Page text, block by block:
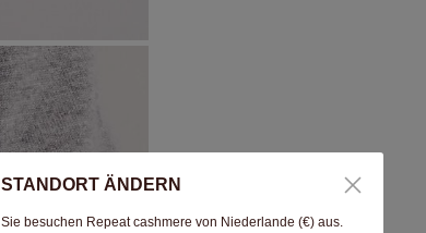
STANDORT ÄNDERN
Sie besuchen Repeat cashmere von Niederlande (€) aus.